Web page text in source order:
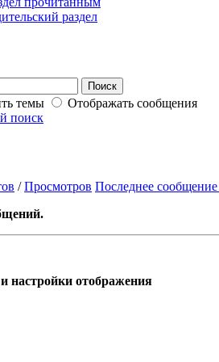
раздел
темы
Отображать сообщения
поиск
/Просмотров Последнее сообщение
настройки отображения